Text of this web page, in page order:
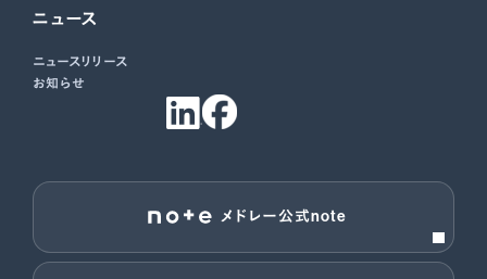
ニュース
ニュースリリース
お知らせ
メドレー公式note